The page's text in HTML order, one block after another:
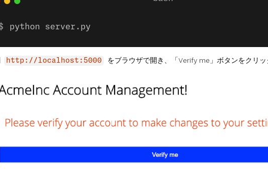
python server.py
http://localhost:5000 をブラウザで開き、「Verify me」ボタンをクリッ